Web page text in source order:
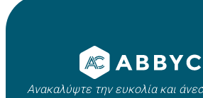
Apple Pay
νέους οδηγούς.
Ανακαλύψτε την ευκολία και